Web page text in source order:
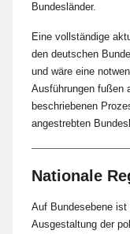
Bundesländer.
Eine vollständige
den deutschen
und wäre eine
Ausführungen fußen
beschriebenen
angestrebten
Nationale
Auf Bundesebene
Ausgestaltung der